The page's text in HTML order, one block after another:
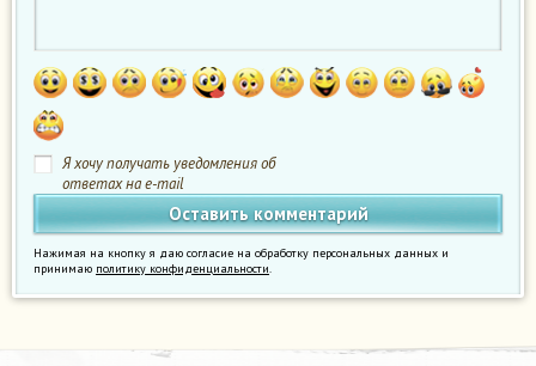
Я хочу получать уведомления об
ответах на e-mail
Нажимая на кнопку я даю согласие на обработку персональных данных и
принимаю политику конфиденциальности.